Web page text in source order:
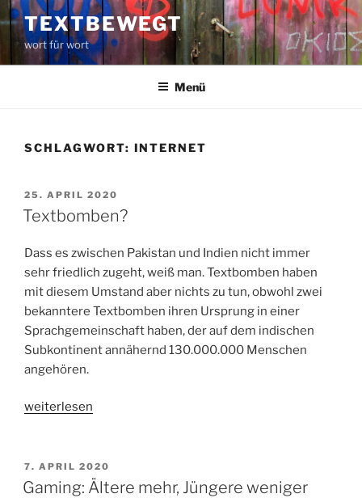
Zum
Inhalt
springen
TEXTBEWEGT
wort für wort
Menü
SCHLAGWORT: INTERNET
VERÖFFENTLICHT
AM
25. APRIL 2020
Textbomben?
Dass es zwischen Pakistan und Indien nicht immer
sehr friedlich zugeht, weiß man. Textbomben haben
mit diesem Umstand aber nichts zu tun, obwohl zwei
bekanntere Textbomben ihren Ursprung in einer
Sprachgemeinschaft haben, der auf dem indischen
Subkontinent annähernd 130.000.000 Menschen
angehören.
„Textbomben?“
weiterlesen
VERÖFFENTLICHT
AM
7. APRIL 2020
Gaming: Ältere mehr, Jüngere weniger